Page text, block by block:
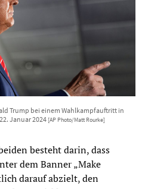
Trump bei einem Wahlkampfauftritt in
Januar 2024 [AP Photo/Matt Rourke]
besteht darin, dass
dem Banner „Make
darauf abzielt, den